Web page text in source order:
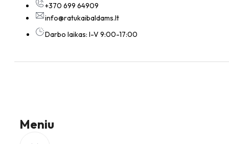
+370 699 64909
info@ratukaibaldams.lt
Darbo laikas: I-V 9:00-17:00
Meniu